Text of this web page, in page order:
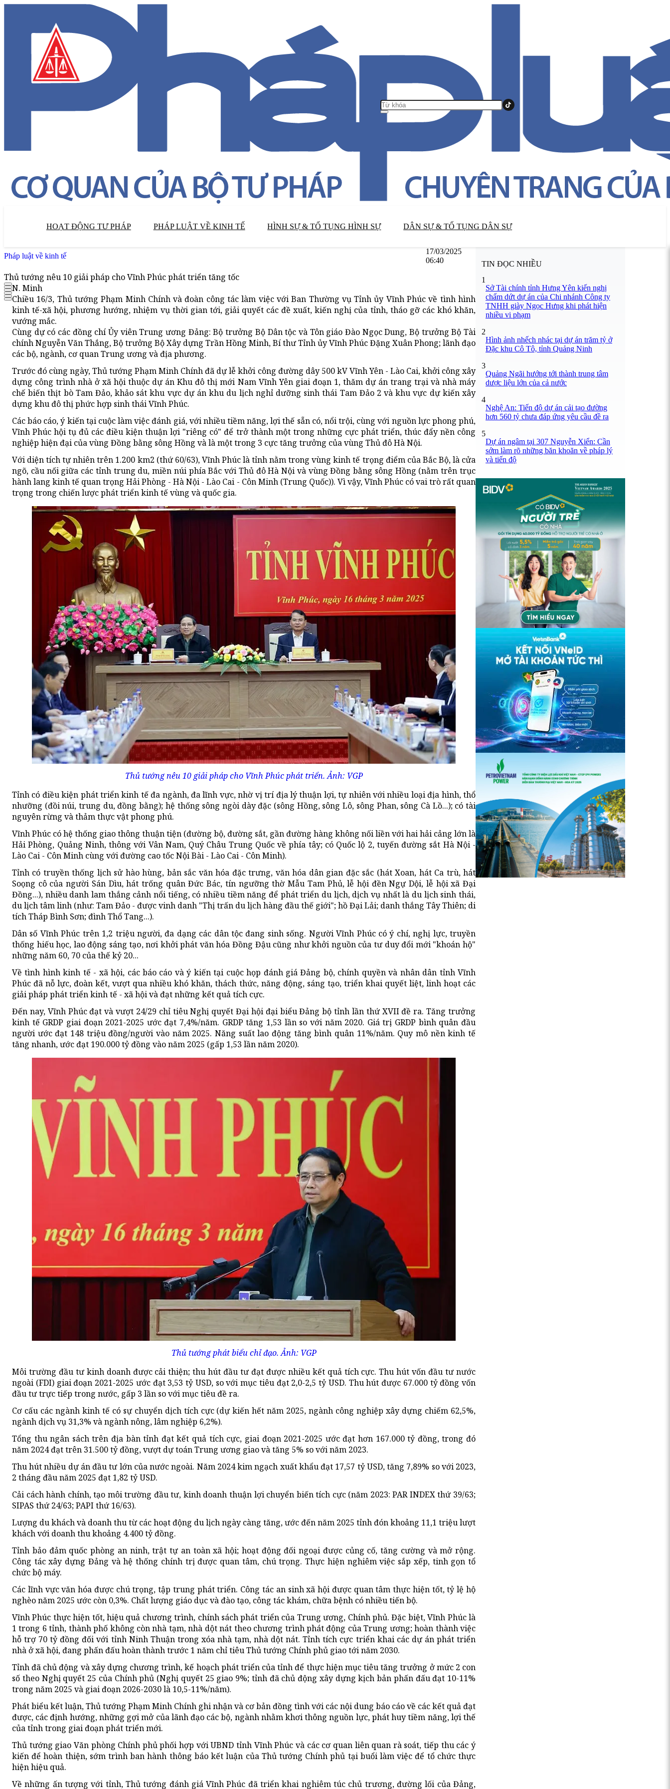
HOẠT ĐỘNG TƯ PHÁP PHÁP LUẬT VỀ KINH TẾ HÌNH SỰ & TỐ TỤNG HÌNH SỰ DÂN SỰ & TỐ TỤNG DÂN SỰ
Pháp luật về kinh tế
17/03/2025
06:40
Thủ tướng nêu 10 giải pháp cho Vĩnh Phúc phát triển tăng tốc
N. Minh
Chiều 16/3, Thủ tướng Phạm Minh Chính và đoàn công tác làm việc với Ban Thường vụ Tỉnh ủy Vĩnh Phúc về tình hình
kinh tế-xã hội, phương hướng, nhiệm vụ thời gian tới, giải quyết các đề xuất, kiến nghị của tỉnh, tháo gỡ các khó khăn,
vướng mắc.
Cùng dự có các đồng chí Ủy viên Trung ương Đảng: Bộ trưởng Bộ Dân tộc và Tôn giáo Đào Ngọc Dung, Bộ trưởng Bộ Tài
chính Nguyễn Văn Thắng, Bộ trưởng Bộ Xây dựng Trần Hồng Minh, Bí thư Tỉnh ủy Vĩnh Phúc Đặng Xuân Phong; lãnh đạo
các bộ, ngành, cơ quan Trung ương và địa phương.
Trước đó cùng ngày, Thủ tướng Phạm Minh Chính đã dự lễ khởi công đường dây 500 kV Vĩnh Yên - Lào Cai, khởi công xây
dựng công trình nhà ở xã hội thuộc dự án Khu đô thị mới Nam Vĩnh Yên giai đoạn 1, thăm dự án trang trại và nhà máy
chế biến thịt bò Tam Đảo, khảo sát khu vực dự án khu du lịch nghỉ dưỡng sinh thái Tam Đảo 2 và khu vực dự kiến xây
dựng khu đô thị phức hợp sinh thái Vĩnh Phúc.
Các báo cáo, ý kiến tại cuộc làm việc đánh giá, với nhiều tiềm năng, lợi thế sẵn có, nổi trội, cùng với nguồn lực phong phú,
Vĩnh Phúc hội tụ đủ các điều kiện thuận lợi "riêng có" để trở thành một trong những cực phát triển, thúc đẩy nền công
nghiệp hiện đại của vùng Đồng bằng sông Hồng và là một trong 3 cực tăng trưởng của vùng Thủ đô Hà Nội.
Với diện tích tự nhiên trên 1.200 km2 (thứ 60/63), Vĩnh Phúc là tỉnh nằm trong vùng kinh tế trọng điểm của Bắc Bộ, là cửa
ngõ, cầu nối giữa các tỉnh trung du, miền núi phía Bắc với Thủ đô Hà Nội và vùng Đồng bằng sông Hồng (nằm trên trục
hành lang kinh tế quan trọng Hải Phòng - Hà Nội - Lào Cai - Côn Minh (Trung Quốc)). Vì vậy, Vĩnh Phúc có vai trò rất quan
trọng trong chiến lược phát triển kinh tế vùng và quốc gia.
Thủ tướng nêu 10 giải pháp cho Vĩnh Phúc phát triển. Ảnh: VGP
Tỉnh có điều kiện phát triển kinh tế đa ngành, đa lĩnh vực, nhờ vị trí địa lý thuận lợi, tự nhiên với nhiều loại địa hình, thổ
nhưỡng (đồi núi, trung du, đồng bằng); hệ thống sông ngòi dày đặc (sông Hồng, sông Lô, sông Phan, sông Cà Lồ...); có tài
nguyên rừng và thảm thực vật phong phú.
Vĩnh Phúc có hệ thống giao thông thuận tiện (đường bộ, đường sắt, gần đường hàng không nối liền với hai hải cảng lớn là
Hải Phòng, Quảng Ninh, thông với Vân Nam, Quý Châu Trung Quốc về phía tây; có Quốc lộ 2, tuyến đường sắt Hà Nội -
Lào Cai - Côn Minh cùng với đường cao tốc Nội Bài - Lào Cai - Côn Minh).
Tỉnh có truyền thống lịch sử hào hùng, bản sắc văn hóa đặc trưng, văn hóa dân gian đặc sắc (hát Xoan, hát Ca trù, hát
Soọng cô của người Sán Dìu, hát trống quân Đức Bác, tín ngưỡng thờ Mẫu Tam Phủ, lễ hội đền Ngự Dội, lễ hội xã Đại
Đồng...), nhiều danh lam thắng cảnh nổi tiếng, có nhiều tiềm năng để phát triển du lịch, dịch vụ nhất là du lịch sinh thái,
du lịch tâm linh (như: Tam Đảo - được vinh danh "Thị trấn du lịch hàng đầu thế giới"; hồ Đại Lải; danh thắng Tây Thiên; di
tích Tháp Bình Sơn; đình Thổ Tang...).
Dân số Vĩnh Phúc trên 1,2 triệu người, đa dạng các dân tộc đang sinh sống. Người Vĩnh Phúc có ý chí, nghị lực, truyền
thống hiếu học, lao động sáng tạo, nơi khởi phát văn hóa Đồng Đậu cũng như khởi nguồn của tư duy đổi mới "khoán hộ"
những năm 60, 70 của thế kỷ 20...
Về tình hình kinh tế - xã hội, các báo cáo và ý kiến tại cuộc họp đánh giá Đảng bộ, chính quyền và nhân dân tỉnh Vĩnh
Phúc đã nỗ lực, đoàn kết, vượt qua nhiều khó khăn, thách thức, năng động, sáng tạo, triển khai quyết liệt, linh hoạt các
giải pháp phát triển kinh tế - xã hội và đạt những kết quả tích cực.
Đến nay, Vĩnh Phúc đạt và vượt 24/29 chỉ tiêu Nghị quyết Đại hội đại biểu Đảng bộ tỉnh lần thứ XVII đề ra. Tăng trưởng
kinh tế GRDP giai đoạn 2021-2025 ước đạt 7,4%/năm. GRDP tăng 1,53 lần so với năm 2020. Giá trị GRDP bình quân đầu
người ước đạt 148 triệu đồng/người vào năm 2025. Năng suất lao động tăng bình quân 11%/năm. Quy mô nền kinh tế
tăng nhanh, ước đạt 190.000 tỷ đồng vào năm 2025 (gấp 1,53 lần năm 2020).
Thủ tướng phát biểu chỉ đạo. Ảnh: VGP
Môi trường đầu tư kinh doanh được cải thiện; thu hút đầu tư đạt được nhiều kết quả tích cực. Thu hút vốn đầu tư nước
ngoài (FDI) giai đoạn 2021-2025 ước đạt 3,53 tỷ USD, so với mục tiêu đạt 2,0-2,5 tỷ USD. Thu hút được 67.000 tỷ đồng vốn
đầu tư trực tiếp trong nước, gấp 3 lần so với mục tiêu đề ra.
Cơ cấu các ngành kinh tế có sự chuyển dịch tích cực (dự kiến hết năm 2025, ngành công nghiệp xây dựng chiếm 62,5%,
ngành dịch vụ 31,3% và ngành nông, lâm nghiệp 6,2%).
Tổng thu ngân sách trên địa bàn tỉnh đạt kết quả tích cực, giai đoạn 2021-2025 ước đạt hơn 167.000 tỷ đồng, trong đó
năm 2024 đạt trên 31.500 tỷ đồng, vượt dự toán Trung ương giao và tăng 5% so với năm 2023.
Thu hút nhiều dự án đầu tư lớn của nước ngoài. Năm 2024 kim ngạch xuất khẩu đạt 17,57 tỷ USD, tăng 7,89% so với 2023,
2 tháng đầu năm 2025 đạt 1,82 tỷ USD.
Cải cách hành chính, tạo môi trường đầu tư, kinh doanh thuận lợi chuyển biến tích cực (năm 2023: PAR INDEX thứ 39/63;
SIPAS thứ 24/63; PAPI thứ 16/63).
Lượng du khách và doanh thu từ các hoạt động du lịch ngày càng tăng, ước đến năm 2025 tỉnh đón khoảng 11,1 triệu lượt
khách với doanh thu khoảng 4.400 tỷ đồng.
Tỉnh bảo đảm quốc phòng an ninh, trật tự an toàn xã hội; hoạt động đối ngoại được củng cố, tăng cường và mở rộng.
Công tác xây dựng Đảng và hệ thống chính trị được quan tâm, chú trọng. Thực hiện nghiêm việc sắp xếp, tinh gọn tổ
chức bộ máy.
Các lĩnh vực văn hóa được chú trọng, tập trung phát triển. Công tác an sinh xã hội được quan tâm thực hiện tốt, tỷ lệ hộ
nghèo năm 2025 ước còn 0,3%. Chất lượng giáo dục và đào tạo, công tác khám, chữa bệnh có nhiều tiến bộ.
Vĩnh Phúc thực hiện tốt, hiệu quả chương trình, chính sách phát triển của Trung ương, Chính phủ. Đặc biệt, Vĩnh Phúc là
1 trong 6 tỉnh, thành phố không còn nhà tạm, nhà dột nát theo chương trình phát động của Trung ương; hoàn thành việc
hỗ trợ 70 tỷ đồng đối với tỉnh Ninh Thuận trong xóa nhà tạm, nhà dột nát. Tỉnh tích cực triển khai các dự án phát triển
nhà ở xã hội, đang phấn đấu hoàn thành trước 1 năm chỉ tiêu Thủ tướng Chính phủ giao tới năm 2030.
Tỉnh đã chủ động và xây dựng chương trình, kế hoạch phát triển của tỉnh để thực hiện mục tiêu tăng trưởng ở mức 2 con
số theo Nghị quyết 25 của Chính phủ (Nghị quyết 25 giao 9%; tỉnh đã chủ động xây dựng kịch bản phấn đấu đạt 10-11%
trong năm 2025 và giai đoạn 2026-2030 là 10,5-11%/năm).
Phát biểu kết luận,Thủ tướng Phạm Minh Chính ghi nhận và cơ bản đồng tình với các nội dung báo cáo về các kết quả đạt
được, các định hướng, những gợi mở của lãnh đạo các bộ, ngành nhằm khơi thông nguồn lực, phát huy tiềm năng, lợi thế
của tỉnh trong giai đoạn phát triển mới.
Thủ tướng giao Văn phòng Chính phủ phối hợp với UBND tỉnh Vĩnh Phúc và các cơ quan liên quan rà soát, tiếp thu các ý
kiến để hoàn thiện, sớm trình ban hành thông báo kết luận của Thủ tướng Chính phủ tại buổi làm việc để tổ chức thực
hiện hiệu quả.
Về những ấn tượng với tỉnh, Thủ tướng đánh giá Vĩnh Phúc đã triển khai nghiêm túc chủ trương, đường lối của Đảng,
TIN ĐỌC NHIỀU
1
Sở Tài chính tỉnh Hưng Yên kiến nghị
chấm dứt dự án của Chi nhánh Công ty
TNHH giày Ngọc Hưng khi phát hiện
nhiều vi phạm
2
Hình ảnh nhếch nhác tại dự án trăm tỷ ở
Đặc khu Cô Tô, tỉnh Quảng Ninh
3
Quảng Ngãi hướng tới thành trung tâm
dược liệu lớn của cả nước
4
Nghệ An: Tiến độ dự án cải tạo đường
hơn 560 tỷ chưa đáp ứng yêu cầu đề ra
5
Dự án ngâm tại 307 Nguyễn Xiển: Cần
sớm làm rõ những băn khoăn về pháp lý
và tiến độ